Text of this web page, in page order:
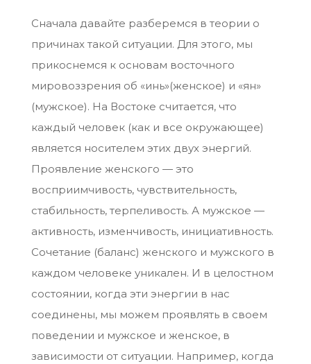
Сначала давайте разберемся в теории о
причинах такой ситуации. Для этого, мы
прикоснемся к основам восточного
мировоззрения об «инь»(женское) и «ян»
(мужское). На Востоке считается, что
каждый человек (как и все окружающее)
является носителем этих двух энергий.
Проявление женского — это
восприимчивость, чувствительность,
стабильность, терпеливость. А мужское —
активность, изменчивость, инициативность.
Сочетание (баланс) женского и мужского в
каждом человеке уникален. И в целостном
состоянии, когда эти энергии в нас
соединены, мы можем проявлять в своем
поведении и мужское и женское, в
зависимости от ситуации. Например, когда